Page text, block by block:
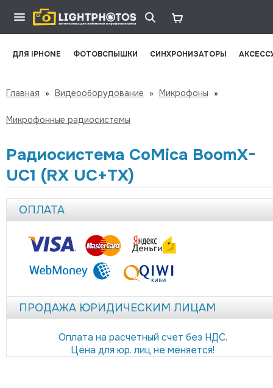
ДЛЯ IPHONE ФОТОВСПЫШКИ СИНХРОНИЗАТОРЫ
Главная » Видеооборудование » Микрофоны »
Микрофонные радиосистемы
Радиосистема CoMica BoomX-
UC1 (RX UC+TX)
ОПЛАТА
ПРОДАЖА ЮРИДИЧЕСКИМ ЛИЦАМ
Оплата на расчетный счет без НДС.
Цена для юр. лиц не меняется!